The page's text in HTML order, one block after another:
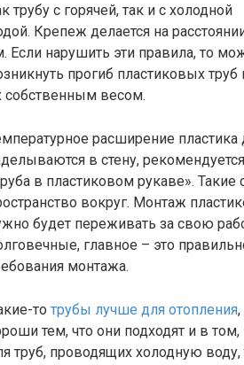
трубу с горячей, так и с холодной
Крепеж делается на
Если нарушить эти правила, то
прогиб пластиковых труб
собственным весом.
расширение
в стену,
в пластиковом рукаве».
вокруг. Монтаж
будет переживать за свою
главное – это
монтажа.
то трубы лучше для отопления
тем, что они подходят и в
труб, проводящих холодную